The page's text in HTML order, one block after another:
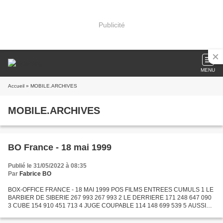
Publicité
MENU
Accueil » MOBILE.ARCHIVES
MOBILE.ARCHIVES
BO France - 18 mai 1999
Publié le 31/05/2022 à 08:35
Par Fabrice BO
BOX-OFFICE FRANCE - 18 MAI 1999 POS FILMS ENTREES CUMULS 1 LE
BARBIER DE SIBERIE 267 993 267 993 2 LE DERRIERE 171 248 647 090
3 CUBE 154 910 451 713 4 JUGE COUPABLE 114 148 699 539 5 AUSSI
599...